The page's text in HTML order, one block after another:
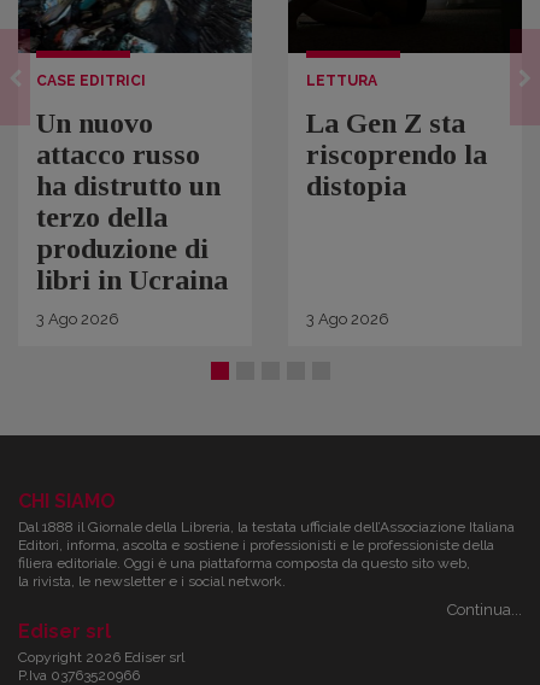
CASE EDITRICI
Un nuovo
attacco russo
ha distrutto un
terzo della
produzione di
libri in Ucraina
3 Ago 2026
LETTURA
La Gen Z sta
riscoprendo la
distopia
3 Ago 2026
CHI SIAMO
Dal 1888 il Giornale della Libreria, la testata ufficiale dell’Associazione Italiana
Editori, informa, ascolta e sostiene i professionisti e le professioniste della
filiera editoriale. Oggi è una piattaforma composta da questo sito web,
la rivista, le newsletter e i social network.
Continua...
Ediser srl
Copyright 2026 Ediser srl
P.Iva 03763520966